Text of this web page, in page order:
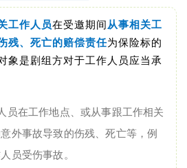
工作人员在受邀期间 从事相关工
残、死亡的赔偿责任为保险标的
象是剧组方对于工作人员应当承
员在工作地点、或从事跟工作相关
外事故导致的伤残、死亡等，例
员受伤事故。